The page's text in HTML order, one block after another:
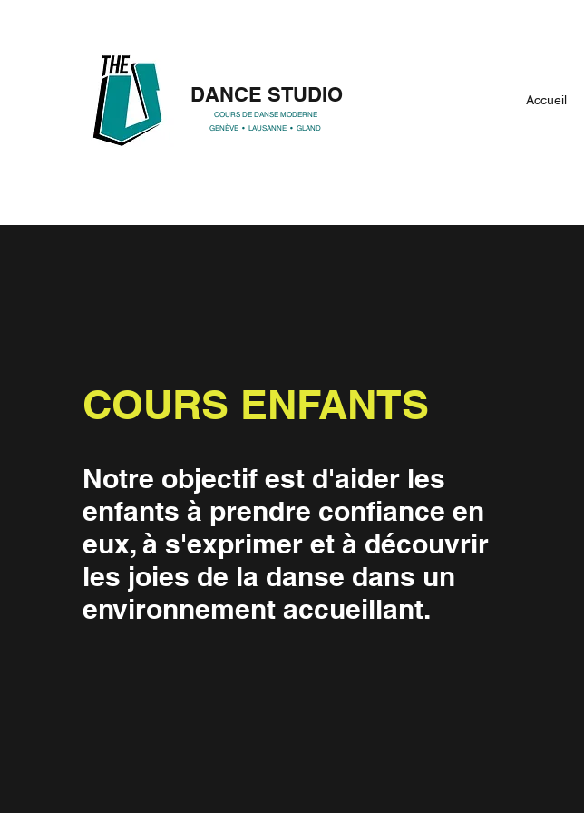
DANCE STUDIO
COURS DE DANSE MODERNE
GENÈVE • LAUSANNE • GLAND
Accueil
COURS ENFANTS
Notre objectif est d'aider les
enfants à prendre confiance en
eux, à s'exprimer et à découvrir
les joies de la danse dans un
environnement accueillant.